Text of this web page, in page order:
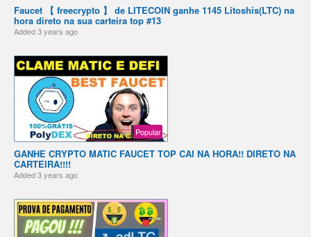
Faucet 【 freecrypto 】 de LITECOIN ganhe 1145 Litoshis(LTC) na
hora direto na sua carteira top #13
Added3 years ago
Popular
GANHE CRYPTO MATIC FAUCET TOP CAI NA HORA!! DIRETO NA
CARTEIRA!!!!
Added3 years ago